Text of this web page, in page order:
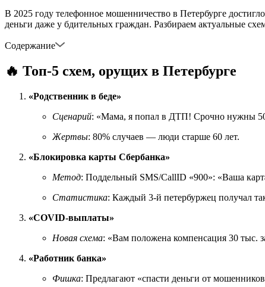
В 2025 году телефонное мошенничество в Петербурге
деньги даже у бдительных граждан. Разбираем актуальные
Содержание
🔥 Топ-5 схем, орущих в Петербурге
«Родственник в беде»
Сценарий: «Мама, я попал в ДТП! Срочно нужны
Жертвы: 80% случаев — люди старше 60 лет.
«Блокировка карты Сбербанка»
Метод: Поддельный SMS/CallID «900»: «Ваша
Статистика: Каждый 3-й петербуржец получал
«COVID-выплаты»
Новая схема: «Вам положена компенсация 30 тыс.
«Работник банка»
Фишка: Предлагают «спасти деньги от